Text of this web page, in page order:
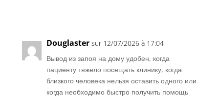
Douglaster sur 12/07/2026 à 17:04
Вывод из запоя на дому удобен, когда
пациенту тяжело посещать клинику, когда
близкого человека нельзя оставить одного или
когда необходимо быстро получить помощь